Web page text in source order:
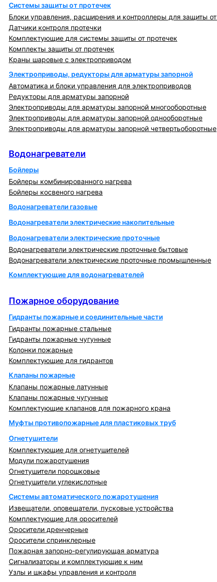
Системы защиты от протечек
Блоки управления, расширения и контроллеры для защиты
Датчики контроля протечки
Комплектующие для системы защиты от протечек
Комплекты защиты от протечек
Краны шаровые с электроприводом
Электроприводы, редукторы для арматуры запорной
Автоматика и блоки управления для электроприводов
Редукторы для арматуры запорной
Электроприводы для арматуры запорной многооборотные
Электроприводы для арматуры запорной однооборотные
Электроприводы для арматуры запорной четвертьоборотные
Водонагреватели
Бойлеры
Бойлеры комбинированного нагрева
Бойлеры косвеного нагрева
Водонагреватели газовые
Водонагреватели электрические накопительные
Водонагреватели электрические проточные
Водонагреватели электрические проточные бытовые
Водонагреватели электрические проточные промышленные
Комплектующие для водонагревателей
Пожарное оборудование
Гидранты пожарные и соединительные части
Гидранты пожарные стальные
Гидранты пожарные чугунные
Колонки пожарные
Комплектующие для гидрантов
Клапаны пожарные
Клапаны пожарные латунные
Клапаны пожарные чугунные
Комплектующие клапанов для пожарного крана
Муфты противопожарные для пластиковых труб
Огнетушители
Комплектующие для огнетушителей
Модули пожаротушения
Огнетушители порошковые
Огнетушители углекислотные
Системы автоматического пожаротушения
Извещатели, оповещатели, пусковые устройства
Комплектующие для оросителей
Оросители дренчерные
Оросители спринклерные
Пожарная запорно-регулирующая арматура
Сигнализаторы и комплектующие к ним
Узлы и шкафы управления и контроля